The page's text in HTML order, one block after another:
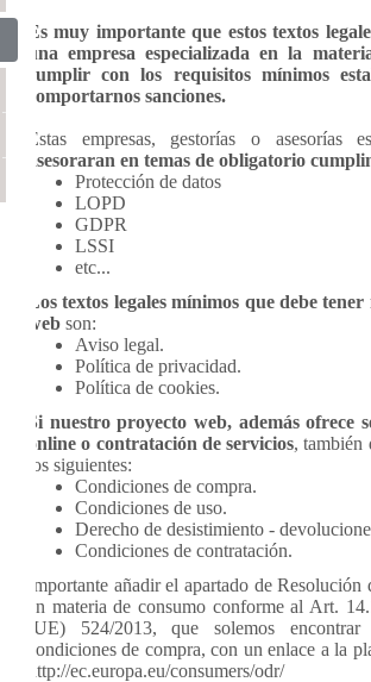
Es muy importante que estos textos
una empresa especializada en la
cumplir con los requisitos mínimos
comportarnos sanciones.
Estas empresas, gestorías o asesorías
asesoraran en temas de obligatorio
Protección de datos
LOPD
GDPR
LSSI
etc...
Los textos legales mínimos que debe
web son:
Aviso legal.
Política de privacidad.
Política de cookies.
Si nuestro proyecto web, además ofrece
online o contratación de servicios, también
los siguientes:
Condiciones de compra.
Condiciones de uso.
Derecho de desistimiento -
Condiciones de contratación.
Importante añadir el apartado de
en materia de consumo conforme al Art.
(UE) 524/2013, que solemos
condiciones de compra, con un enlace a la
http://ec.europa.eu/consumers/odr/